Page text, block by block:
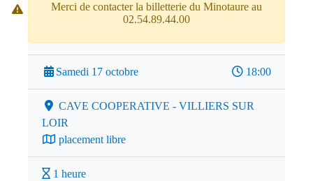
Merci de contacter la billetterie du Minotaure au
02.54.89.44.00
Samedi 17 octobre 18:00
CAVE COOPERATIVE - VILLIERS SUR
LOIR
placement libre
1 heure